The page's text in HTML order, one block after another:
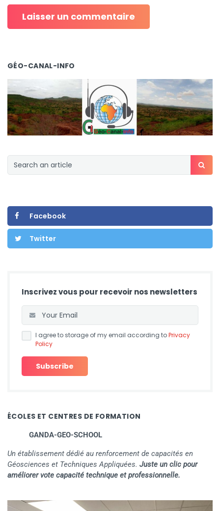
GÉO-CANAL-INFO
Facebook
Twitter
Inscrivez vous pour recevoir nos newsletters
I agree to storage of my email according toPrivacy
Policy
ÉCOLES ET CENTRES DE FORMATION
GANDA-GEO-SCHOOL
Un établissement dédié au renforcement de capacités en
Géosciences et Techniques Appliquées. Juste un clic pour
améliorer vote capacité technique et professionnelle.